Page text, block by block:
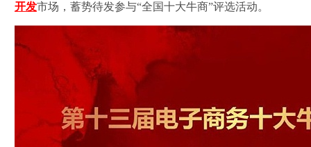
开发市场，蓄势待发参与“全国十大牛商”评选活动。